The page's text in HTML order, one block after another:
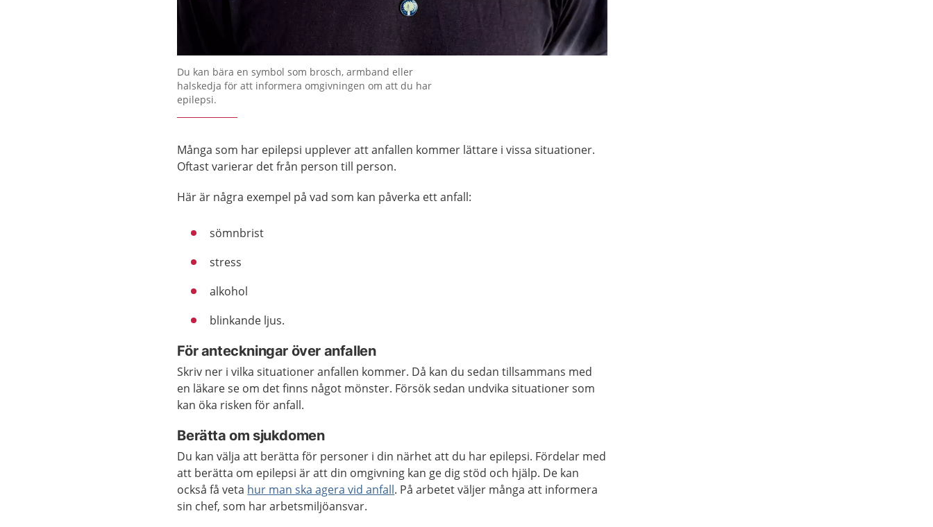
Förstora bilden
Du kan bära en symbol som brosch, armband eller
halskedja för att informera omgivningen om att du har
epilepsi.
Många som har epilepsi upplever att anfallen kommer lättare i vissa situationer.
Oftast varierar det från person till person.
Här är några exempel på vad som kan påverka ett anfall:
sömnbrist
stress
alkohol
blinkande ljus.
För anteckningar över anfallen
Skriv ner i vilka situationer anfallen kommer. Då kan du sedan tillsammans med
en läkare se om det finns något mönster. Försök sedan undvika situationer som
kan öka risken för anfall.
Berätta om sjukdomen
Du kan välja att berätta för personer i din närhet att du har epilepsi. Fördelar med
att berätta om epilepsi är att din omgivning kan ge dig stöd och hjälp. De kan
också få veta hur man ska agera vid anfall. På arbetet väljer många att informera
sin chef, som har arbetsmiljöansvar.